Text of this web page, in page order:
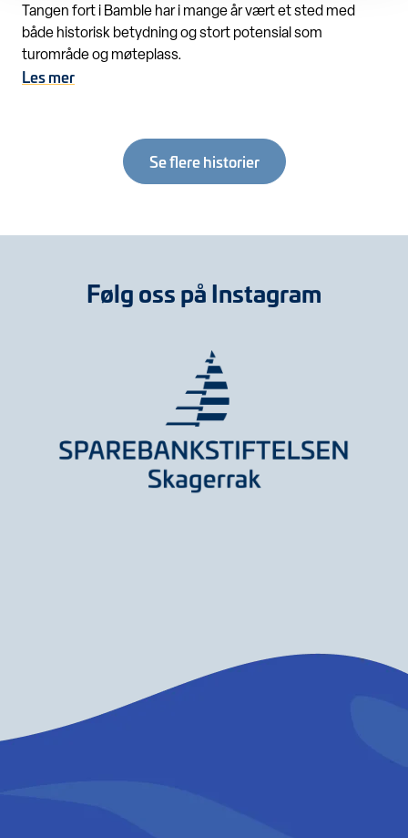
Tangen fort i Bamble har i mange år vært et sted med
både historisk betydning og stort potensial som
turområde og møteplass.
Les mer
Se flere historier
Følg oss på Instagram